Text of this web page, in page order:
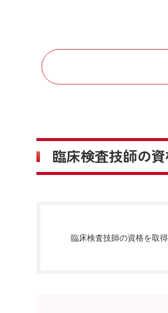
臨床検査技師の
臨床検査技師の資格を取